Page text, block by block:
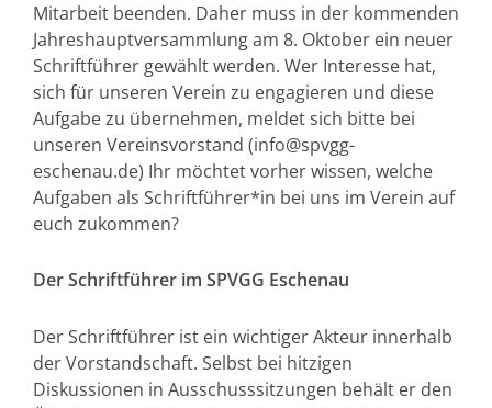
Mitarbeit beenden. Daher muss in der kommenden
Jahreshauptversammlung am 8. Oktober ein neuer
Schriftführer gewählt werden. Wer Interesse hat,
sich für unseren Verein zu engagieren und diese
Aufgabe zu übernehmen, meldet sich bitte bei
unseren Vereinsvorstand (info@spvgg-
eschenau.de) Ihr möchtet vorher wissen, welche
Aufgaben als Schriftführer*in bei uns im Verein auf
euch zukommen?
Der Schriftführer im SPVGG Eschenau
Der Schriftführer ist ein wichtiger Akteur innerhalb
der Vorstandschaft. Selbst bei hitzigen
Diskussionen in Ausschusssitzungen behält er den